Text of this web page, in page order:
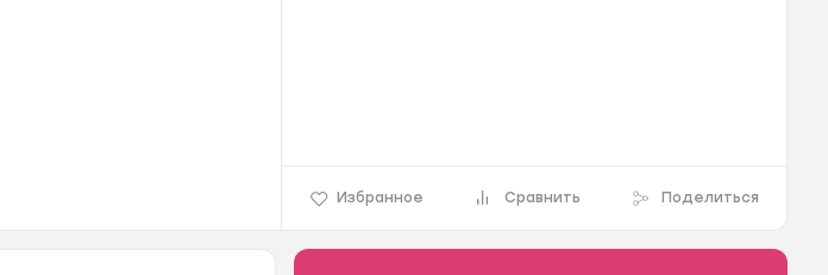
Избранное Сравнить Поделиться